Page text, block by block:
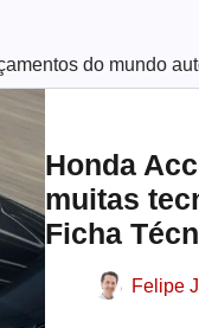
do mundo
Honda
muitas
Ficha
Felipe